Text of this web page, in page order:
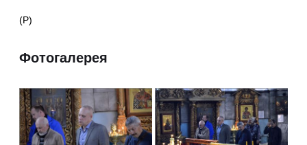
(Р)
Фотогалерея